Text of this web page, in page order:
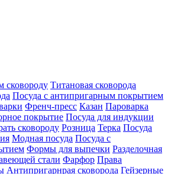
сковороду Титановая сковорода
Посуда с антипригарным покрытием
Френч-пресс Казан Пароварка
покрытие Посуда для индукции
сковороду Розница Терка Посуда
Модная посуда Посуда с
Формы для выпечки Разделочная
стали Фарфор Права
Антипригарнрая сковорода Гейзерные